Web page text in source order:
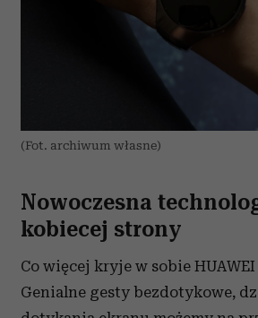
(Fot. archiwum własne)
Nowoczesna
kobiecej strony
Co więcej kryje w sobie HUAWEI
Genialne gesty bezdotykowe,